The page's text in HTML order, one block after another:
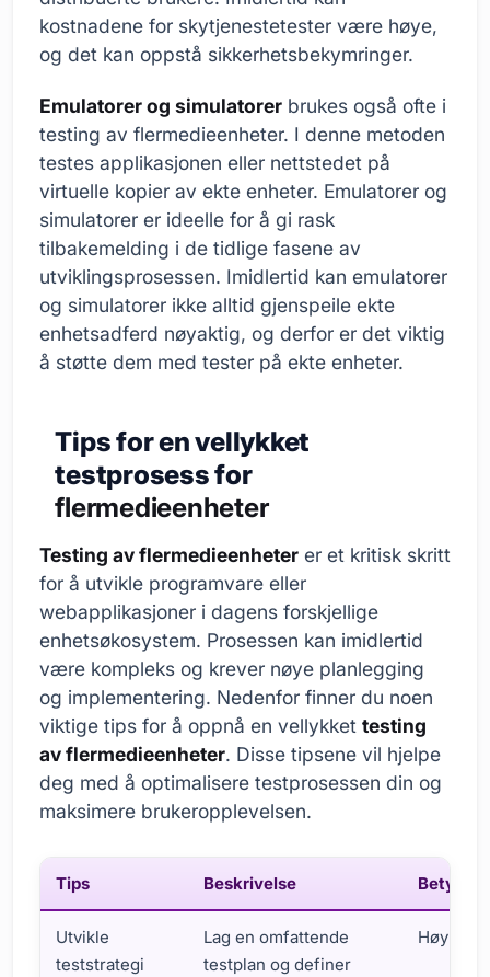
kostnadene for skytjenestetester være høye,
og det kan oppstå sikkerhetsbekymringer.
Emulatorer og simulatorer brukes også ofte i
testing av flermedieenheter. I denne metoden
testes applikasjonen eller nettstedet på
virtuelle kopier av ekte enheter. Emulatorer og
simulatorer er ideelle for å gi rask
tilbakemelding i de tidlige fasene av
utviklingsprosessen. Imidlertid kan emulatorer
og simulatorer ikke alltid gjenspeile ekte
enhetsadferd nøyaktig, og derfor er det viktig
å støtte dem med tester på ekte enheter.
Tips for en vellykket
testprosess for
flermedieenheter
Testing av flermedieenheter er et kritisk skritt
for å utvikle programvare eller
webapplikasjoner i dagens forskjellige
enhetsøkosystem. Prosessen kan imidlertid
være kompleks og krever nøye planlegging
og implementering. Nedenfor finner du noen
viktige tips for å oppnå en vellykket testing
av flermedieenheter. Disse tipsene vil hjelpe
deg med å optimalisere testprosessen din og
maksimere brukeropplevelsen.
Tips Beskrivelse
Utvikle
teststrategi
Lag en omfattende
testplan og definer
Høy